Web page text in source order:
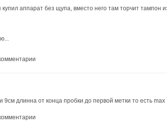
аппарат без щупа, вместо него там торчит тампон
длинна от конца пробки до первой метки то есть